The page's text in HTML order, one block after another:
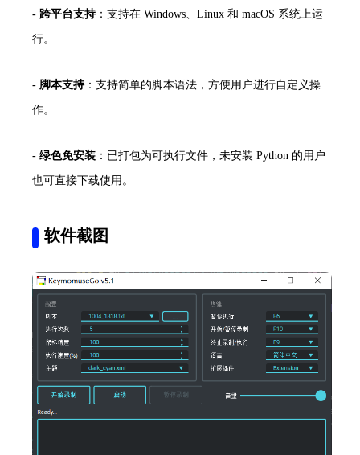
- 跨平台支持：支持在 Windows、Linux 和 macOS 系统上运
行。
- 脚本支持：支持简单的脚本语法，方便用户进行自定义操
作。
- 绿色免安装 ：已打包为可执行文件，未安装 Python 的用户
也可直接下载使用。
软件截图